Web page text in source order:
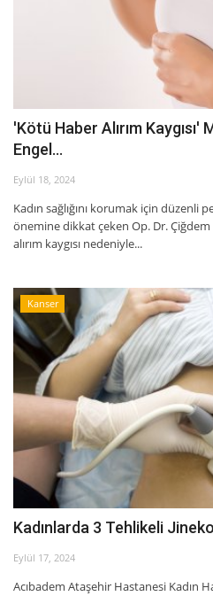
'Kötü Haber Alırım
Engel...
Eylül 18, 2024
Kadın sağlığını korumak için
önemine dikkat çeken Op. Dr.
alırım kaygısı nedeniyle...
Kanser
Kadınlarda 3 Tehlikeli
Eylül 17, 2024
Acıbadem Ataşehir Hastanesi Kadın